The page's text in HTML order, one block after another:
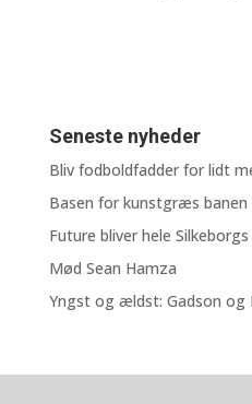
Seneste nyheder
Bliv fodboldfadder for lidt
Basen for kunstgræs banen
Future bliver hele
Mød Sean Hamza
Yngst og ældst: Gadson og